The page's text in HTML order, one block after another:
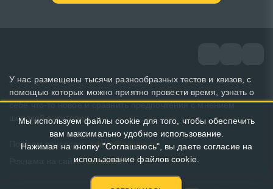
У нас размещены тысячи разнообразных тестов и квизов, с
помощью которых можно приятно провести время, узнать о
себе что-то новое и сравнить предпочтения с мнением
широкой аудитории.
По всем вопросам: admin@pikuco.ru
Реклама на сайте: Заказать!
Мы используем файлы cookie для того, чтобы обеспечить
вам максимально удобное использование.
Нажимая на кнопку "Соглашаюсь", вы даете согласие на
использование файлов cookie.